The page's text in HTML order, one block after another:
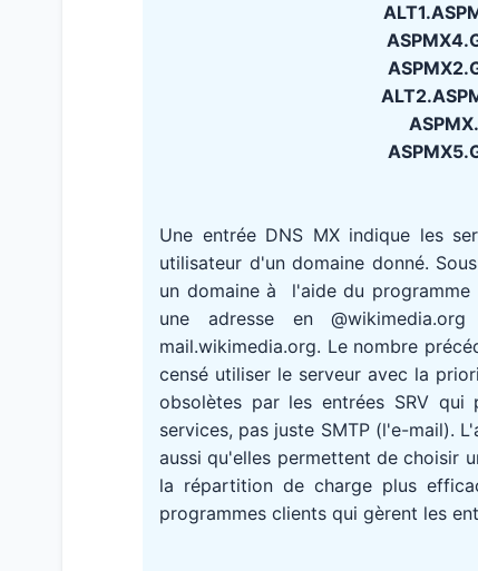
Une entrée DNS MX indique les
utilisateur d'un domaine donné.
un domaine à l'aide du programme
une adresse en
mail.wikimedia.org. Le nombre
censé utiliser le serveur avec la
obsolètes par les entrées SRV
services, pas juste SMTP (l'e-mail).
aussi qu'elles permettent de choisir
la répartition de charge plus
programmes clients qui gèrent les